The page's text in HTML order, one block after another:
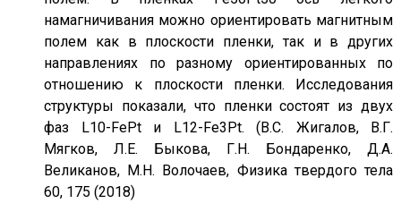
намагничивания можно ориентировать магнитным
полем как в плоскости пленки, так и в других
направлениях по разному ориентированных по
отношению к плоскости пленки. Исследования
структуры показали, что пленки состоят из двух
фаз L10-FePt и L12-Fe3Pt. (В.С. Жигалов, В.Г.
Мягков, Л.Е. Быкова, Г.Н. Бондаренко, Д.А.
Великанов, М.Н. Волочаев, Физика твердого тела
60, 175 (2018)